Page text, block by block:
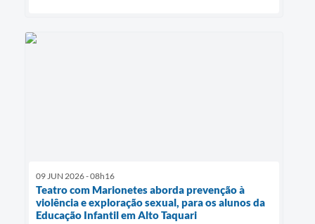
09 JUN 2026 - 08h16
Teatro com Marionetes aborda prevenção à
violência e exploração sexual, para os alunos da
Educação Infantil em Alto Taquari